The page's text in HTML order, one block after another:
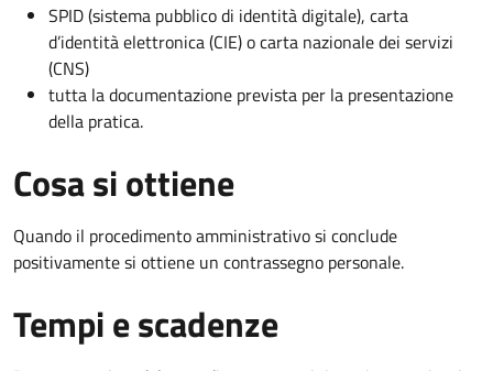
SPID (sistema pubblico di identità digitale), carta
d’identità elettronica (CIE) o carta nazionale dei servizi
(CNS)
tutta la documentazione prevista per la presentazione
della pratica.
Cosa si ottiene
Quando il procedimento amministrativo si conclude
positivamente si ottiene un contrassegno personale.
Tempi e scadenze